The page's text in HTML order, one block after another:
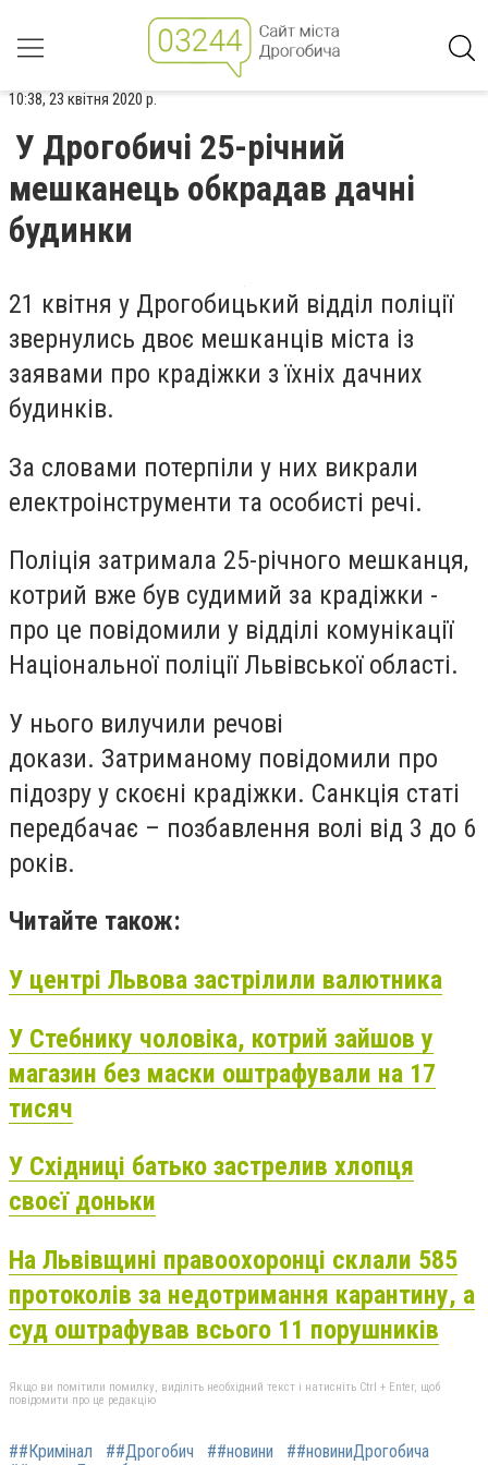
10:38, 23 квітня 2020 р.
У Дрогобичі 25-річний
мешканець обкрадав дачні
будинки
21 квітня у Дрогобицький відділ поліції
звернулись двоє мешканців міста із
заявами про крадіжки з їхніх дачних
будинків.
За словами потерпіли у них викрали
електроінструменти та особисті речі.
Поліція затримала 25-річного мешканця,
котрий вже був судимий за крадіжки -
про це повідомили у відділі комунікації
Національної поліції Львівської області.
У нього вилучили речові
докази. Затриманому повідомили про
підозру у скоєні крадіжки. Санкція статі
передбачає – позбавлення волі від 3 до 6
років.
Читайте також:
У центрі Львова застрілили валютника
У Стебнику чоловіка, котрий зайшов у
магазин без маски оштрафували на 17
тисяч
У Східниці батько застрелив хлопця
своєї доньки
На Львівщині правоохоронці склали 585
протоколів за недотримання карантину, а
суд оштрафував всього 11 порушників
Якщо ви помітили помилку, виділіть необхідний текст і натисніть Ctrl + Enter, щоб
повідомити про це редакцію
##Кримінал ##Дрогобич ##новини
##новиниДрогобича